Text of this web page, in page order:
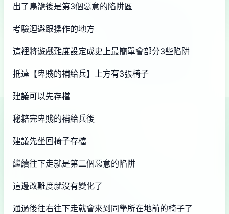
出了鳥籠後是第3個惡意的陷阱區
考驗迴避跟操作的地方
這裡將遊戲難度設定成史上最簡單會部分3些陷阱
抵達【卑賤的補給兵】上方有3張椅子
建議可以先存檔
秘籍完卑賤的補給兵後
建議先坐回椅子存檔
繼續往下走就是第二個惡意的陷阱
這邊改難度就沒有變化了
通過後往右往下走就會來到同學所在地前的椅子了